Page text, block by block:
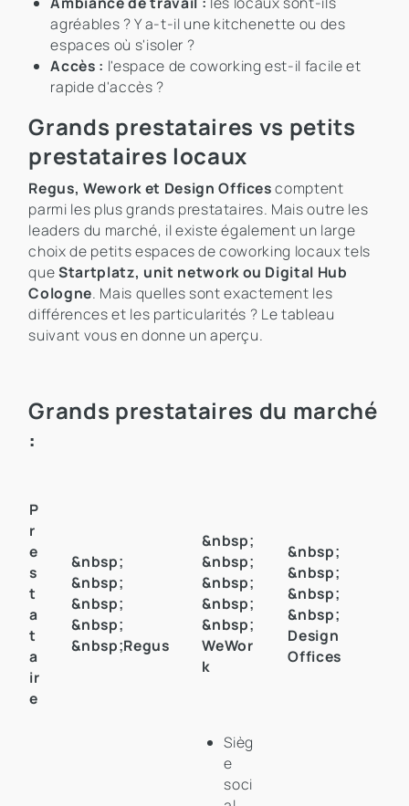
agréables ? Y a-t-il une kitchenette ou des
espaces où s'isoler ?
Accès : l'espace de coworking est-il facile et
rapide d'accès ?
Grands prestataires vs petits
prestataires locaux
Regus, Wework et Design Officescomptent
parmi les plus grands prestataires. Mais outre les
leaders du marché, il existe également un large
choix de petits espaces de coworking locaux tels
queStartplatz, unit network ou Digital Hub
Cologne. Mais quelles sont exactement les
différences et les particularités ? Le tableau
suivant vous en donne un aperçu.
Grands prestataires du marché
:
P
r
e
s
t
a
t
a
ir
e
&nbsp;
&nbsp;
&nbsp;
&nbsp;
&nbsp;Regus
&nbsp;
&nbsp;
&nbsp;
&nbsp;
&nbsp;
WeWor
k
&nbsp;
&nbsp;
&nbsp;
&nbsp;
Design
Offices
Sièg
e
soci